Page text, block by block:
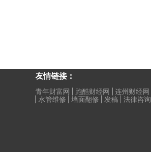
友情链接：
青年财富网 跑酷财经网 连州财经网
水管维修
墙面翻修 发稿 法律咨询